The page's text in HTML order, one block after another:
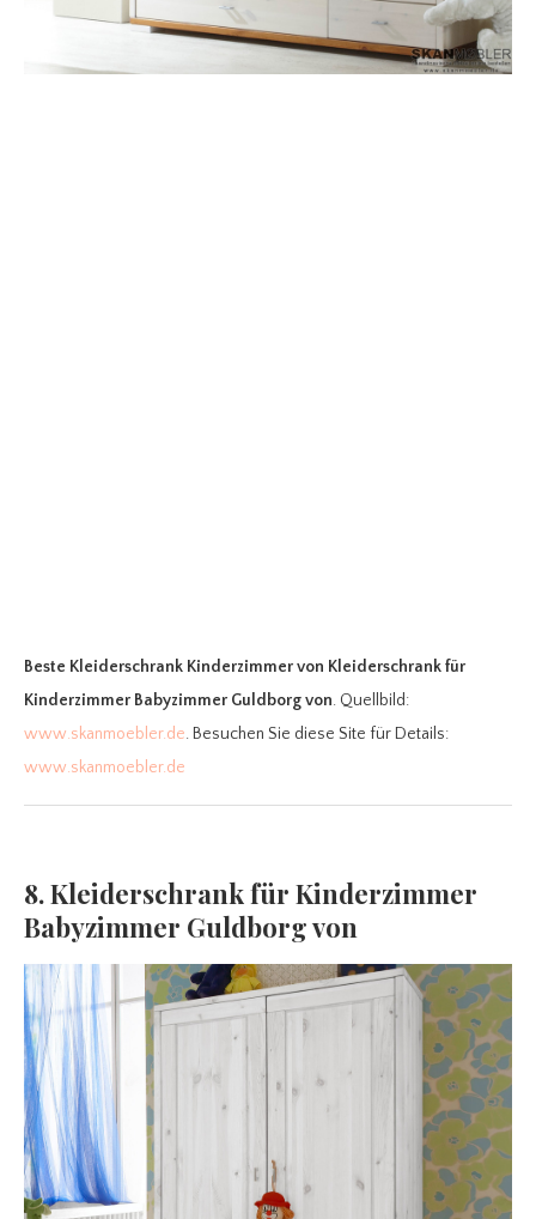
Beste Kleiderschrank Kinderzimmervon Kleiderschrank für
Kinderzimmer Babyzimmer Guldborg von. Quellbild:
www.skanmoebler.de. Besuchen Sie diese Site für Details:
www.skanmoebler.de
8. Kleiderschrank für Kinderzimmer
Babyzimmer Guldborg von